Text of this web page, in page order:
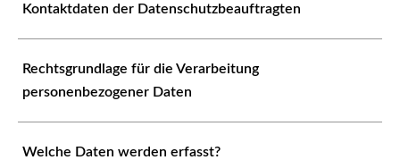
Kontaktdaten der Datenschutzbeauftragten
Rechtsgrundlage für die Verarbeitung
personenbezogener Daten
Welche Daten werden erfasst?